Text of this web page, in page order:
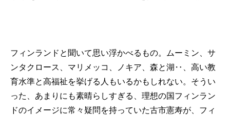
フィンランドと聞いて思い浮かべるもの。ムーミン、サ
ンタクロース、マリメッコ、ノキア、森と湖‥、高い教
育水準と高福祉を挙げる人もいるかもしれない。そうい
った、あまりにも素晴らしすぎる、理想の国フィンラン
ドのイメージに常々疑問を持っていた古市憲寿が、フィ